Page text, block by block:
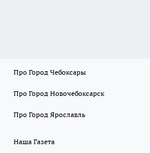
Про Город Чебоксары
Про Город Новочебоксарск
Про Город Ярославль
Наша Газета